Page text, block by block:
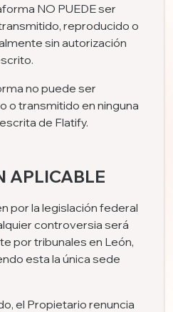
NO PUEDE ser
reproducido o
sin autorización
no puede ser
o transmitido en ninguna
de Flatify.
APLICABLE
por la legislación federal
controversia será
por tribunales en León,
esta la única sede
el Propietario renuncia